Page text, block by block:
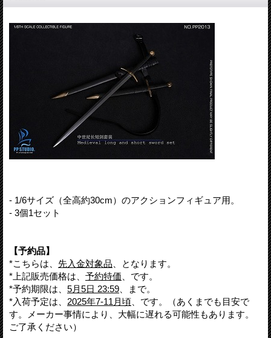
- 1/6サイズ（全高約30cm）のアクションフィギュア用。
- 3個1セット
【予約品】
*こちらは、 先入金対象品 、となります。
*上記販売価格は、 予約特価 、です。
*予約期限は、 5月5日 23:59 、まで。
*入荷予定は、 2025年7-11月頃 、です。（あくまでも目安で
す。メーカー事情により、大幅に遅れる可能性もあります。
ご了承ください）